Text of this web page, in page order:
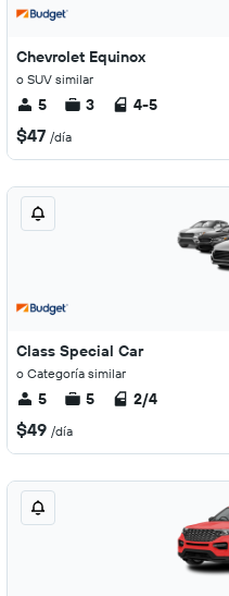
Chevrolet Equinox
o SUV similar
5 3 4-5
$47 /día
Class Special Car
o Categoría similar
5 5 2/4
$49 /día